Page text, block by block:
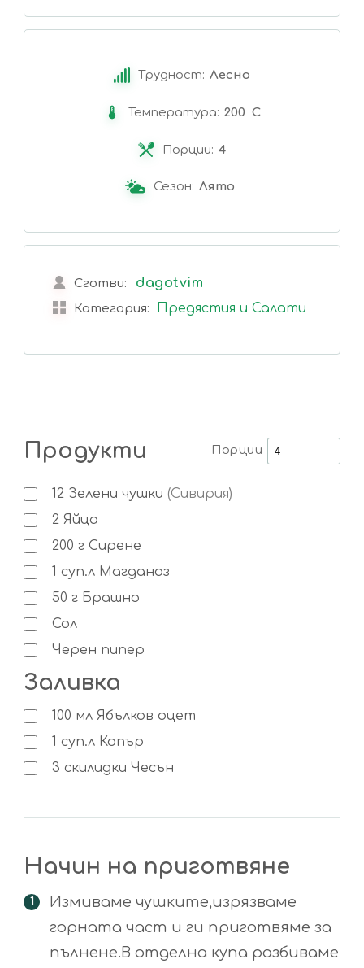
Трудност: Лесно
Температура: 200 C
Порции: 4
Сезон: Лято
Сготви: dagotvim
Категория: Предястия и Салати
Продукти Порции
12 Зелени чушки (Сивирия)
2 Яйца
200 г Сирене
1 суп.л Магданоз
50 г Брашно
Сол
Черен пипер
Заливка
100 мл Ябълков оцет
1 суп.л Копър
3 скилидки Чесън
Начин на приготвяне
Измиваме чушките,изрязваме
горната част и ги приготвяме за
пълнене.В отделна купа разбиваме